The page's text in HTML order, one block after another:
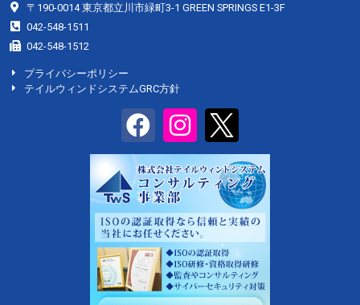
〒190-0014 東京都立川市緑町3-1 GREEN SPRINGS E1-3F
042-548-1511
042-548-1512
プライバシーポリシー
テイルウィンドシステムGRC方針